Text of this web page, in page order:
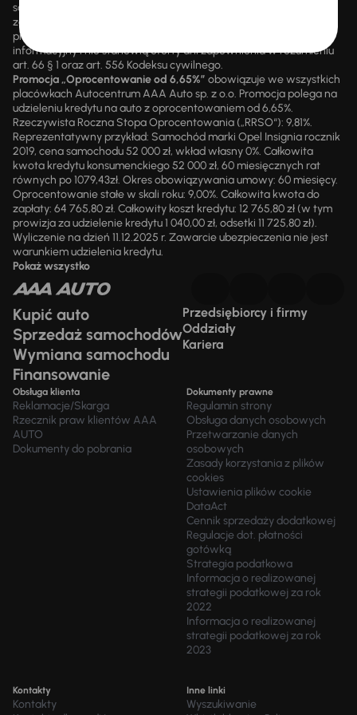
są przez upoważnionych pracowników AAA AUTO. AAA AUTO
zastrzega sobie prawo do zawarcia umowy wyłącznie w formie
pisemnej. Prezentowane informacje mają charakter wyłącznie
informacyjny i nie stanowią oferty ani zapewnienia w rozumieniu
art. 66 § 1 oraz art. 556 Kodeksu cywilnego.
Promocja „Oprocentowanie od 6,65%” obowiązuje we wszystkich
placówkach Autocentrum AAA Auto sp. z o.o. Promocja polega na
udzieleniu kredytu na auto z oprocentowaniem od 6,65%.
Rzeczywista Roczna Stopa Oprocentowania („RRSO“): 9,81%.
Reprezentatywny przykład: Samochód marki Opel Insignia rocznik
2019, cena samochodu 52 000 zł, wkład własny 0%. Całkowita
kwota kredytu konsumenckiego 52 000 zł, 60 miesięcznych rat
równych po 1079,43zł. Okres obowiązywania umowy: 60 miesięcy.
Oprocentowanie stałe w skali roku: 9,00%. Całkowita kwota do
zapłaty: 64 765,80 zł. Całkowity koszt kredytu: 12 765,80 zł (w tym
prowizja za udzielenie kredytu 1 040,00 zł, odsetki 11 725,80 zł).
Wyliczenie na dzień 11.12.2025 r. Zawarcie ubezpieczenia nie jest
warunkiem udzielenia kredytu.
Pokaż wszystko
Kupić auto
Sprzedaż samochodów
Wymiana samochodu
Finansowanie
Przedsiębiorcy i firmy
Oddziały
Kariera
Obsługa klienta
Reklamacje/Skarga
Rzecznik praw klientów AAA
AUTO
Dokumenty do pobrania
Dokumenty prawne
Regulamin strony
Obsługa danych osobowych
Przetwarzanie danych
osobowych
Zasady korzystania z plików
cookies
Ustawienia plików cookie
DataAct
Cennik sprzedaży dodatkowej
Regulacje dot. płatności
gotówką
Strategia podatkowa
Informacja o realizowanej
strategii podatkowej za rok
2022
Informacja o realizowanej
strategii podatkowej za rok
2023
Kontakty
Kontakty
Inne linki
Wyszukiwanie